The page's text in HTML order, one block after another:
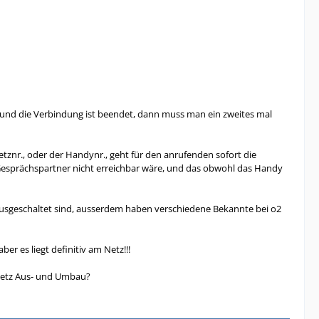
die Verbindung ist beendet, dann muss man ein zweites mal
oder der Handynr., geht für den anrufenden sofort die
nicht erreichbar wäre, und das obwohl das Handy
sind, ausserdem haben verschiedene Bekannte bei o2
es liegt definitiv am Netz!!!
Aus- und Umbau?